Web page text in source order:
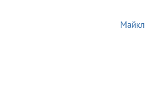
Майкл